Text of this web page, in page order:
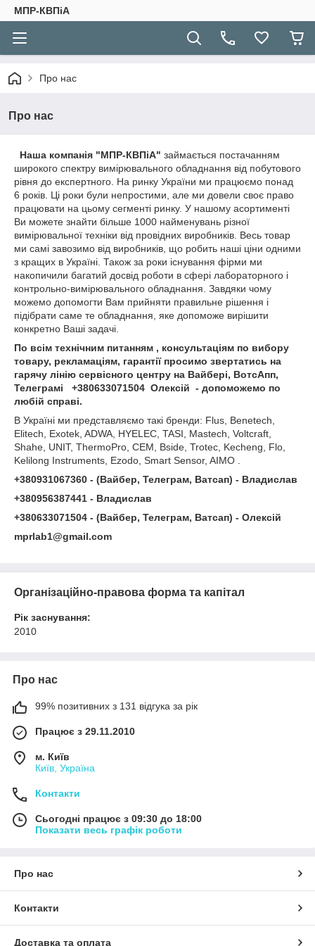
МПР-КВПіА
Про нас
Про нас
Наша компанія "МПР-КВПіА" займається постачанням
широкого спектру вимірювального обладнання від побутового
рівня до експертного. На ринку України ми працюємо понад
6 років. Ці роки були непростими, але ми довели своє право
працювати на цьому сегменті ринку. У нашому асортименті
Ви можете знайти більше 1000 найменувань різної
вимірювальної техніки від провідних виробників. Весь товар
ми самі завозимо від виробників, що робить наші ціни одними
з кращих в Україні. Також за роки існування фірми ми
накопичили багатий досвід роботи в сфері лабораторного і
контрольно-вимірювального обладнання. Завдяки чому
можемо допомогти Вам прийняти правильне рішення і
підібрати саме те обладнання, яке допоможе вирішити
конкретно Ваші задачі.
По всім технічним питанням , консультаціям по вибору
товару, рекламаціям, гарантії просимо звертатись на
гарячу лінію сервісного центру на Вайбері, ВотсАпп,
Телеграмі +380633071504 Олексій - допоможемо по
любій справі.
В Україні ми представляємо такі бренди: Flus, Benetech,
Elitech, Exotek, ADWA, HYELEC, TASI, Mastech, Voltcraft,
Shahe, UNIT, ThermoPro, CEM, Bside, Trotec, Kecheng, Flo,
Kelilong Instruments, Ezodo, Smart Sensor, AIMO .
+380931067360 - (Вайбер, Телеграм, Ватсап) - Владислав
+380956387441 - Владислав
+380633071504 - (Вайбер, Телеграм, Ватсап) - Олексій
mprlab1@gmail.com
Організаційно-правова форма та капітал
Рік заснування:
2010
Про нас
99% позитивних з 131 відгука за рік
Працює з 29.11.2010
м. Київ
Київ, Україна
Контакти
Сьогодні працює з 09:30 до 18:00
Показати весь графік роботи
Про нас
Контакти
Доставка та оплата